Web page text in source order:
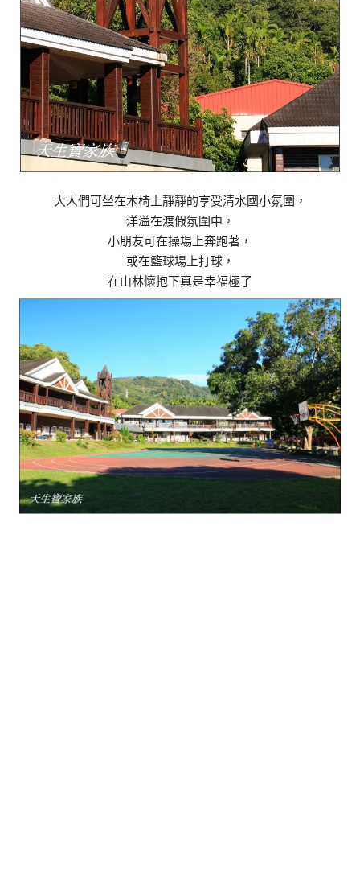
大人們可坐在木椅上靜靜的享受清水國小氛圍，
洋溢在渡假氛圍中，
小朋友可在操場上奔跑著，
或在籃球場上打球，
在山林懷抱下真是幸福極了